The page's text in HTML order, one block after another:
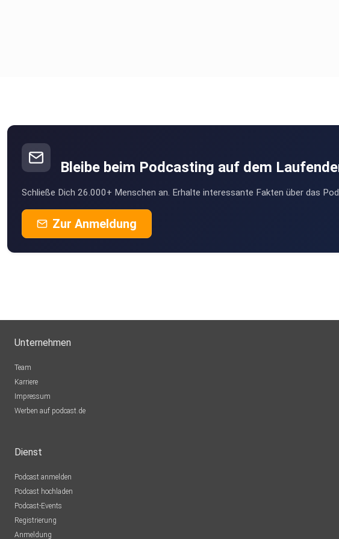
Bleibe beim Podcasting auf dem
Schließe Dich 26.000+ Menschen an. Erhalte interessante Fakten über das
Zur Anmeldung
Unternehmen
Team
Karriere
Impressum
Werben auf podcast.de
Dienst
Podcast anmelden
Podcast hochladen
Podcast-Events
Registrierung
Anmeldung